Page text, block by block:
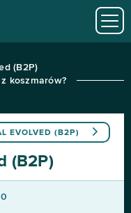
(B2P)
koszmarów?
EVOLVED (B2P)
(B2P)
0